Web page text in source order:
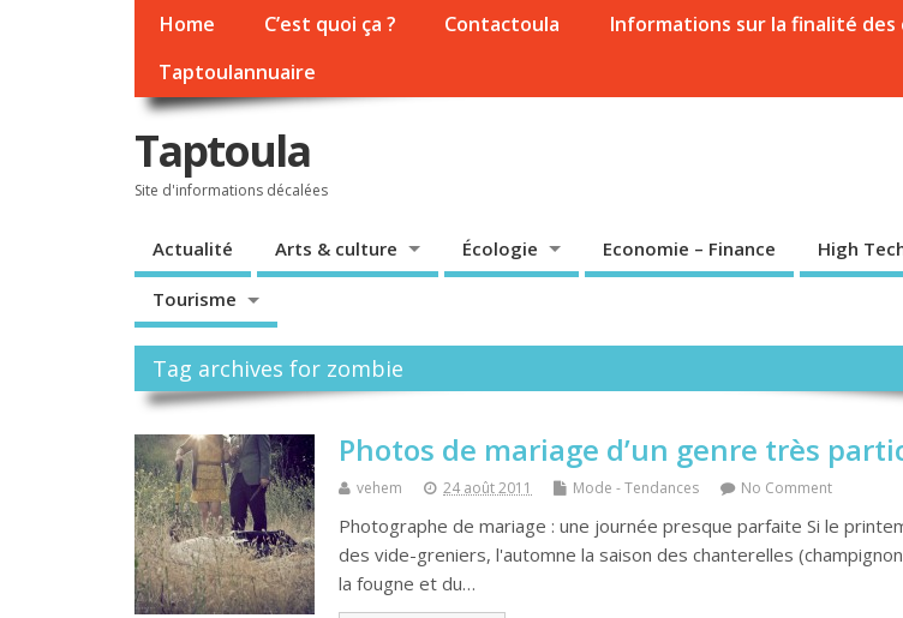
Home C’est quoi ça ? Contactoula Informations sur la finalité des
Taptoulannuaire
Taptoula
Site d'informations décalées
Actualité Arts & culture Écologie Economie – Finance High
Tourisme
Tag archives for zombie
Photos de mariage d’un genre très
vehem 24 août 2011 Mode - Tendances No Comment
Photographe de mariage : une journée presque parfaite Si le
des vide-greniers, l'automne la saison des chanterelles
la fougne et du…